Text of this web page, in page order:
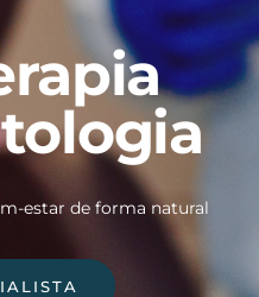
estar de forma natural